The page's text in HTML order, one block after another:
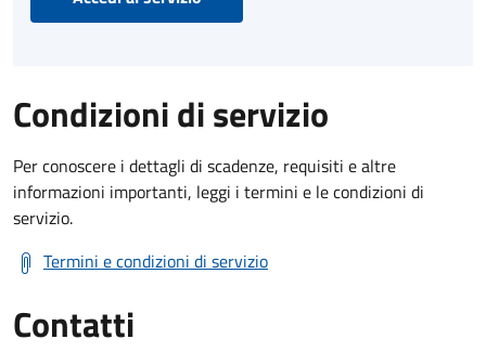
Condizioni di servizio
Per conoscere i dettagli di scadenze, requisiti e altre
informazioni importanti, leggi i termini e le condizioni di
servizio.
Termini e condizioni di servizio
Contatti